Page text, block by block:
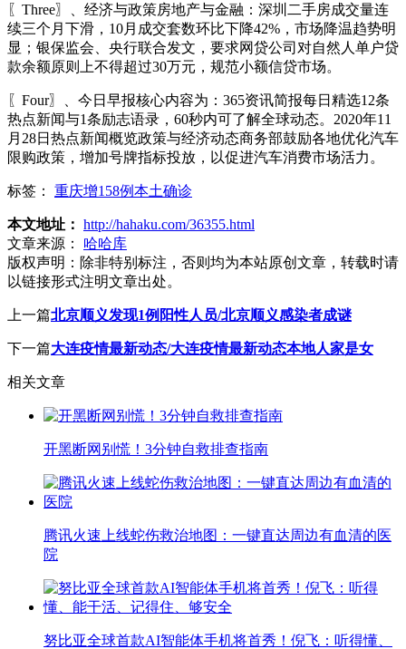
〖Three〗、经济与政策房地产与金融：深圳二手房成交量连
续三个月下滑，10月成交套数环比下降42%，市场降温趋势明
显；银保监会、央行联合发文，要求网贷公司对自然人单户贷
款余额原则上不得超过30万元，规范小额信贷市场。
〖Four〗、今日早报核心内容为：365资讯简报每日精选12条
热点新闻与1条励志语录，60秒内可了解全球动态。2020年11
月28日热点新闻概览政策与经济动态商务部鼓励各地优化汽车
限购政策，增加号牌指标投放，以促进汽车消费市场活力。
标签： 重庆增158例本土确诊
本文地址： http://hahaku.com/36355.html
文章来源：
哈哈库
版权声明： 除非特别标注，否则均为本站原创文章，转载时请
以链接形式注明文章出处。
上一篇北京顺义发现1例阳性人员/北京顺义感染者成谜
下一篇大连疫情最新动态/大连疫情最新动态本地人家是女
相关文章
开黑断网别慌！3分钟自救排查指南
腾讯火速上线蛇伤救治地图：一键直达周边有血清的医
院
努比亚全球首款AI智能体手机将首秀！倪飞：听得懂、